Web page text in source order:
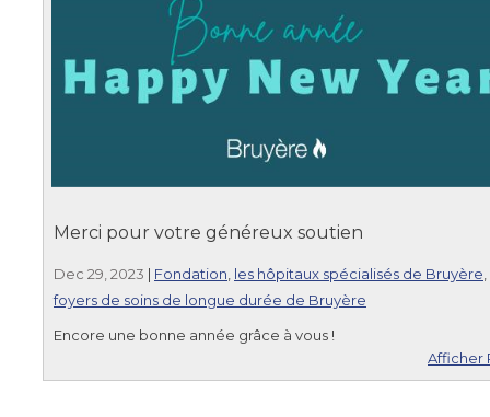
Merci pour votre généreux soutien
Dec 29, 2023 | Fondation les hôpitaux spécialisés de Bruyère
foyers de soins de longue durée de Bruyère
Encore une bonne année grâce à vous !
Afficher